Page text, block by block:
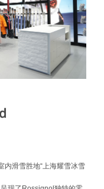
内滑雪胜地“上海耀雪冰雪